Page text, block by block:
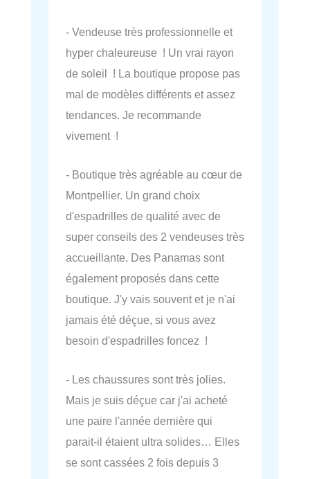
- Vendeuse très professionnelle et
hyper chaleureuse ! Un vrai rayon
de soleil ! La boutique propose pas
mal de modèles différents et assez
tendances. Je recommande
vivement !
- Boutique très agréable au cœur de
Montpellier. Un grand choix
d'espadrilles de qualité avec de
super conseils des 2 vendeuses très
accueillante. Des Panamas sont
également proposés dans cette
boutique. J'y vais souvent et je n'ai
jamais été déçue, si vous avez
besoin d'espadrilles foncez !
- Les chaussures sont très jolies.
Mais je suis déçue car j'ai acheté
une paire l'année dernière qui
parait-il étaient ultra solides… Elles
se sont cassées 2 fois depuis 3